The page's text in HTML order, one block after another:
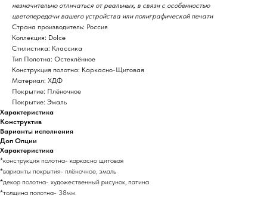
незначительно отличаться от реальных, в связи с особенностью
цветопередачи вашего устройства или полиграфической печати
Страна производитель: Россия
Коллекция: Dolce
Стилистика: Классика
Тип Полотна: Остеклённое
Конструкция полотна: Каркасно-Щитовая
Материал: ХДФ
Покрытие: Плёночное
Покрытие: Эмаль
Характеристика
Конструктив
Варианты исполнения
Доп Опции
Характеристика
*конструкция полотна- каркасно щитовая
*варианты покрытия- плёночное, эмаль
*декор полотна- художественный рисунок, патина
*толщина полотна- 38мм.